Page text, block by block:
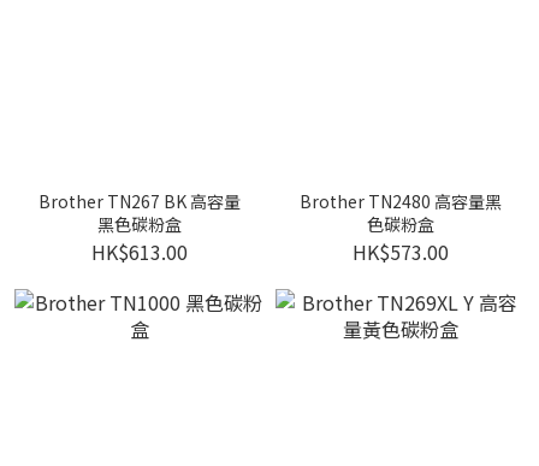
Brother TN267 BK 高容量
黑色碳粉盒
HK$613.00
Brother TN2480 高容量黑
色碳粉盒
HK$573.00